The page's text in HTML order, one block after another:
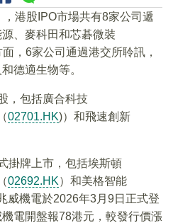
港股IPO市場共有8家公司遞
、麥科田和芯碁微裝
，6家公司通過港交所聆訊，
德適生物等。
，包括廣合科技
02701.HK)）和飛速創新
掛牌上市，包括埃斯頓
02692.HK）和美格智能
威機電於2026年3月9日正式登
電開盤報78港元，較發行價漲